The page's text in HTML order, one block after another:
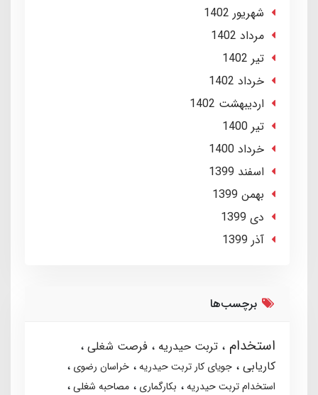
شهریور 1402
مرداد 1402
تير 1402
خرداد 1402
ارديبهشت 1402
تير 1400
خرداد 1400
اسفند 1399
بهمن 1399
دی 1399
آذر 1399
برچسب‌ها
استخدام تربت حیدریه
فرصت شغلی
کاریابی
جویای کار تربت حیدریه
خراسان رضوی
استخدام تربت حیدریه
بکارگماری
مصاحبه شغلی